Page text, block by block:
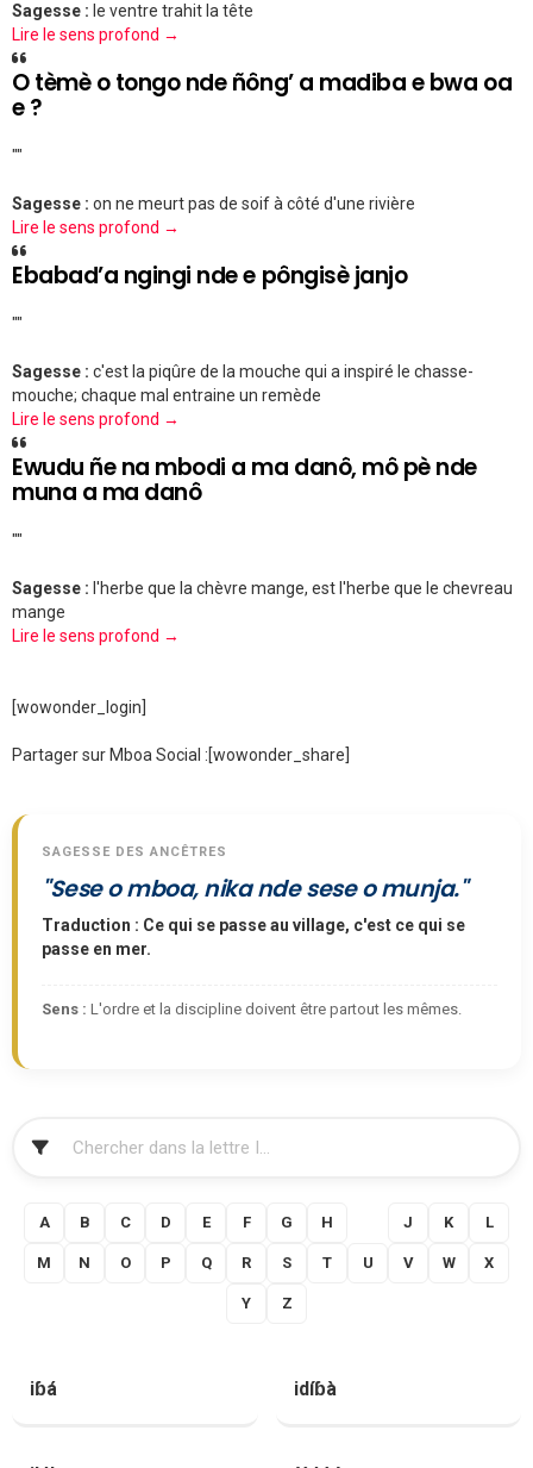
Sagesse : le ventre trahit la tête
Lire le sens profond →
O tèmè o tongo nde ñông’ a madiba e bwa oa
e ?
""
Sagesse : on ne meurt pas de soif à côté d'une rivière
Lire le sens profond →
Ebabad’a ngingi nde e pôngisè janjo
""
Sagesse : c'est la piqûre de la mouche qui a inspiré le chasse-
mouche; chaque mal entraine un remède
Lire le sens profond →
Ewudu ñe na mbodi a ma danô, mô pè nde
muna a ma danô
""
Sagesse : l'herbe que la chèvre mange, est l'herbe que le chevreau
mange
Lire le sens profond →
[wowonder_login]
Partager sur Mboa Social :[wowonder_share]
SAGESSE DES ANCÊTRES
"Sese o mboa, nika nde sese o munja."
Traduction : Ce qui se passe au village, c'est ce qui se
passe en mer.
Sens : L'ordre et la discipline doivent être partout les mêmes.
A B C D E F G H J K L
M N O P Q R S T U V W X
Y Z
iɓá idíɓà